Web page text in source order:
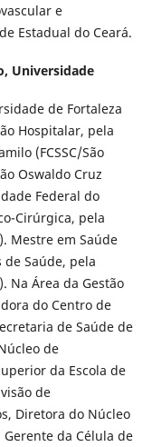
e
Estadual do Ceará.
Universidade
de Fortaleza
Hospitalar, pela
(FCSSC/São
Oswaldo Cruz
Federal do
Cirúrgica, pela
Mestre em Saúde
de Saúde, pela
Na Área da Gestão
do Centro de
de Saúde de
de
da Escola de
de
Diretora do Núcleo
da Célula de